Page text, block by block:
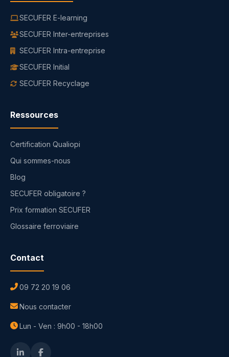
SECUFER E-learning
SECUFER Inter-entreprises
SECUFER Intra-entreprise
SECUFER Initial
SECUFER Recyclage
Ressources
Certification Qualiopi
Qui sommes-nous
Blog
SECUFER obligatoire ?
Prix formation SECUFER
Glossaire ferroviaire
Contact
09 72 20 19 06
Nous contacter
Lun - Ven : 9h00 - 18h00